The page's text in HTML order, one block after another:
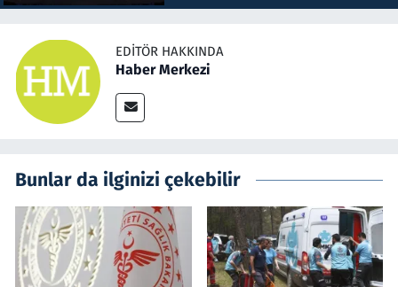
EDITÖR HAKKINDA
Haber Merkezi
Bunlar da ilginizi çekebilir